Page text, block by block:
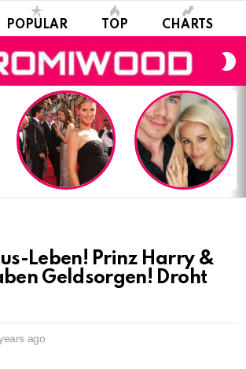
POPULAR TOP CHARTS
Leben! Prinz Harry &
Geldsorgen! Droht
ago